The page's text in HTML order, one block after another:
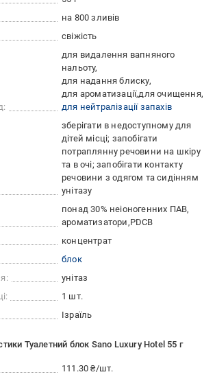
на 800 зливів
свіжість
для видалення вапняного
нальоту
для надання блиску
для ароматизації для очищення
для нейтралізації запахів
зберігати в недоступному для
дітей місці; запобігати
потраплянну речовини на шкіру
та в очі; запобігати контакту
речовини з одягом та сидінням
унітазу
понад 30% неіоногенних ПАВ
ароматизатори PDCB
концентрат
блок
унітаз
1 шт.
Ізраїль
Туалетний блок Sano Luxury Hotel 55 г
111.30 ₴/шт.